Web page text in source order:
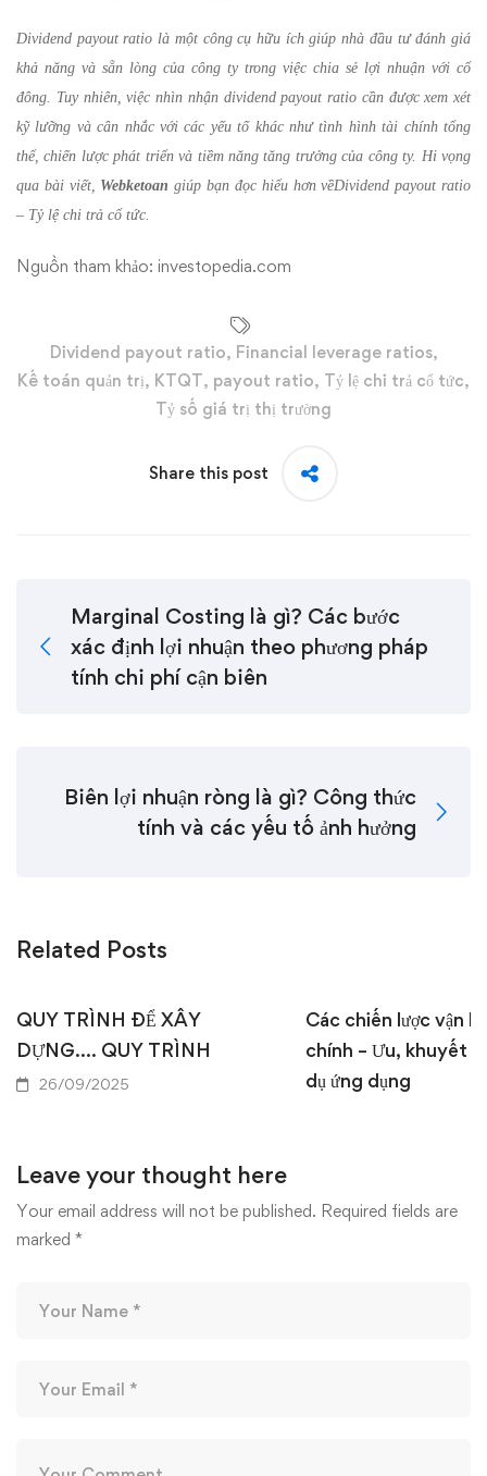
Dividend payout ratio là một công cụ hữu ích giúp nhà đầu tư đánh giá
khả năng và sẵn lòng của công ty trong việc chia sẻ lợi nhuận với cổ
đông. Tuy nhiên, việc nhìn nhận dividend payout ratio cần được xem xét
kỹ lưỡng và cân nhắc với các yếu tố khác như tình hình tài chính tổng
thể, chiến lược phát triển và tiềm năng tăng trưởng của công ty. Hi vọng
qua bài viết, Webketoan giúp bạn đọc hiểu hơn vềDividend payout ratio
– Tỷ lệ chi trả cổ tức.
Nguồn tham khảo: investopedia.com
Dividend payout ratio, Financial leverage ratios,
Kế toán quản trị, KTQT, payout ratio, Tỷ lệ chi trả cổ tức,
Tỷ số giá trị thị trường
Share this post
Marginal Costing là gì? Các bước
xác định lợi nhuận theo phương pháp
tính chi phí cận biên
Biên lợi nhuận ròng là gì? Công thức
tính và các yếu tố ảnh hưởng
Related Posts
QUY TRÌNH ĐỂ XÂY
DỰNG…. QUY TRÌNH
26/09/2025
Các chiến lược vận
chính – Ưu, khuyết
dụ ứng dụng
Leave your thought here
Your email address will not be published. Required fields are
marked *